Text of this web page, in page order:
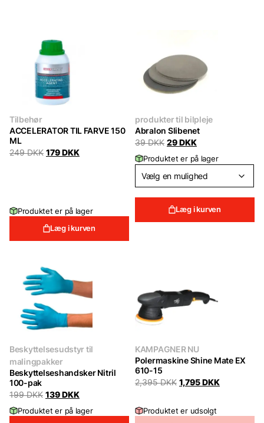
Tilbehør
ACCELERATOR TIL FARVE 150
ML
249DKK Original
179DKKCurrent
Produktet er på lager
Læg i kurven
produkter til bilpleje
Abralon Slibenet
39DKK Original
was:
29DKKCurrent
is:
Produktet er på lager
Læg i kurven
Beskyttelsesudstyr til
malingpakker
Beskyttelseshandsker Nitril
100-pak
199DKK Original
was:
139DKKCurrent
is:
Produktet er på lager
KAMPAGNER NU
Polermaskine Shine Mate EX
610-15
2,395DKK Original
2,395 DKK.
1,795DKKCurrent
Produktet er udsolgt